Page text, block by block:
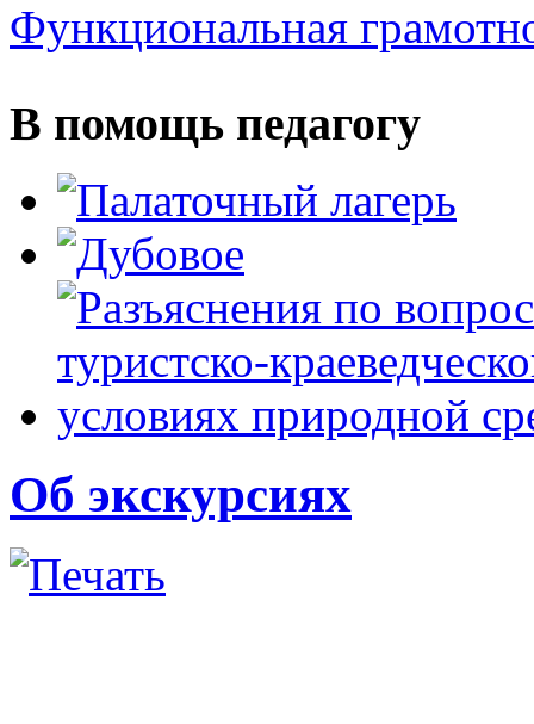
Функциональная
В помощь педагогу
Об экскурсиях